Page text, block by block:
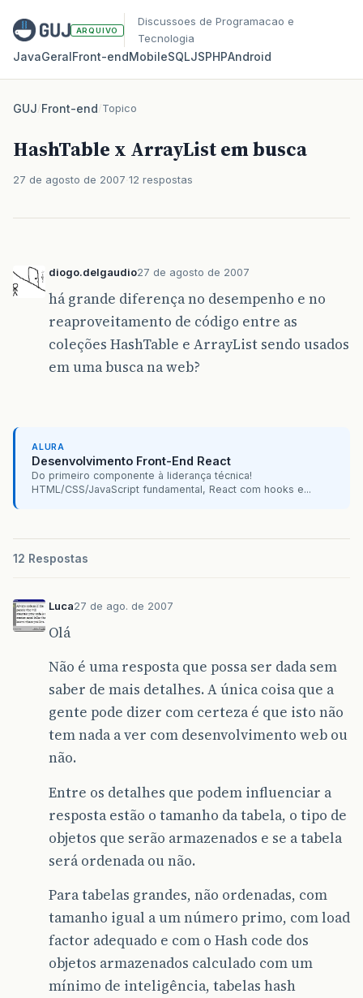
ARQUIVO
Discussoes de Programacao e
Tecnologia
JavaGeralFront‑endMobileSQLJSPHPAndroid
GUJ/Front-end/Topico
HashTable x ArrayList em busca
27 de agosto de 2007 12 respostas
diogo.delgaudio27 de agosto de 2007
há grande diferença no desempenho e no
reaproveitamento de código entre as
coleções HashTable e ArrayList sendo usados
em uma busca na web?
ALURA
Desenvolvimento Front-End React
Do primeiro componente à liderança técnica!
HTML/CSS/JavaScript fundamental, React com hooks e...
12 Respostas
Luca27 de ago. de 2007
Olá
Não é uma resposta que possa ser dada sem
saber de mais detalhes. A única coisa que a
gente pode dizer com certeza é que isto não
tem nada a ver com desenvolvimento web ou
não.
Entre os detalhes que podem influenciar a
resposta estão o tamanho da tabela, o tipo de
objetos que serão armazenados e se a tabela
será ordenada ou não.
Para tabelas grandes, não ordenadas, com
tamanho igual a um número primo, com load
factor adequado e com o Hash code dos
objetos armazenados calculado com um
mínimo de inteligência, tabelas hash